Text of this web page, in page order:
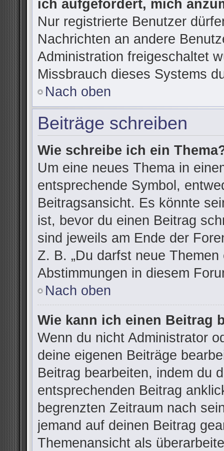
ich aufgefordert, mich
Nur registrierte Benutzer
Nachrichten an andere
Administration freigeschaltet
Missbrauch dieses Systems
Nach oben
Beiträge schreiben
Wie schreibe ich ein
Um eine neues Thema in
entsprechende Symbol,
Beitragsansicht. Es könnte
ist, bevor du einen Beitrag
sind jeweils am Ende der
Z. B. „Du darfst neue Themen
Abstimmungen in diesem
Nach oben
Wie kann ich einen Beitrag
Wenn du nicht Administrator
deine eigenen Beiträge
Beitrag bearbeiten, indem du
entsprechenden Beitrag
begrenzten Zeitraum nach
jemand auf deinen Beitrag
Themenansicht als